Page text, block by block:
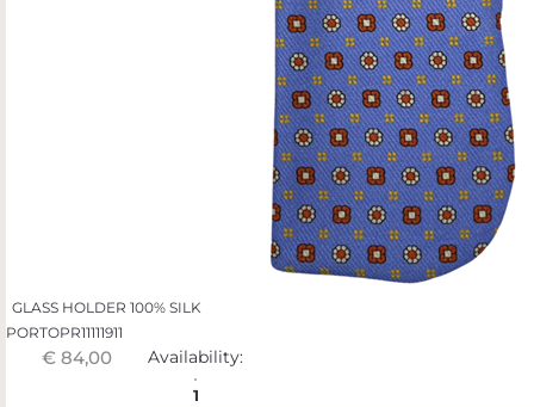
GLASS HOLDER 100% SILK
PORTOPR11111911
€ 84,00 Availability:
1